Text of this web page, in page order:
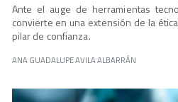
Ante el auge de herramientas
convierte en una extensión de la
pilar de confianza.
ANA GUADALUPE AVILA ALBARRÁN